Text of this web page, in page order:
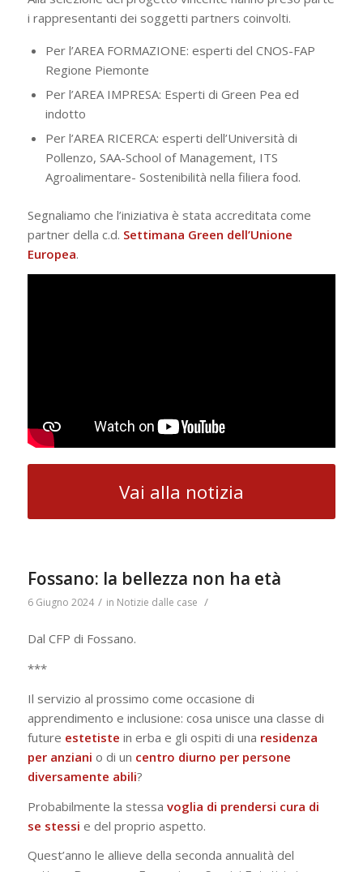
i rappresentanti dei soggetti partners coinvolti.
Per l’AREA FORMAZIONE: esperti del CNOS-FAP
Regione Piemonte
Per l’AREA IMPRESA: Esperti di Green Pea ed
indotto
Per l’AREA RICERCA: esperti dell’Università di
Pollenzo, SAA-School of Management, ITS
Agroalimentare- Sostenibilità nella filiera food.
Segnaliamo che l’iniziativa è stata accreditata come
partner della c.d. Settimana Green dell’Unione
Europea.
Vai alla notizia
Fossano: la bellezza non ha età
6 Giugno 2024 / in Notizie dalle case /
Dal CFP di Fossano.
***
Il servizio al prossimo come occasione di
apprendimento e inclusione: cosa unisce una classe di
future estetiste in erba e gli ospiti di una residenza
per anziani o di un centro diurno per persone
diversamente abili?
Probabilmente la stessa voglia di prendersi cura di
se stessi e del proprio aspetto.
Quest’anno le allieve della seconda annualità del